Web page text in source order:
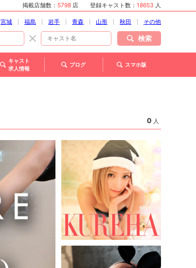
掲載店舗数： 5798 店 登録キャスト数： 18653 人
宮城 福島 岩手 青森 山形 秋田 その他
検索
キャスト
求人情報
ブログ スマホ版
0 人
国分町 ／ キャバクラ
ROYAL CLUB - ロイヤルクラブ
クレハ（26）